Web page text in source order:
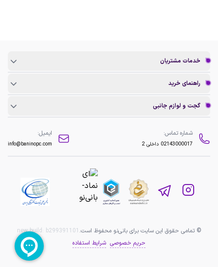
خدمات مشتریان
راهنمای خرید
گجت و لوازم جانبی
شماره تماس:
02143000017 داخلی 2
ایمیل:
info@baninopc.com
© تمامی حقوق این سایت برای بانی‌نو محفوظ است. new build: b299391101
حریم خصوصی شرایط استفاده